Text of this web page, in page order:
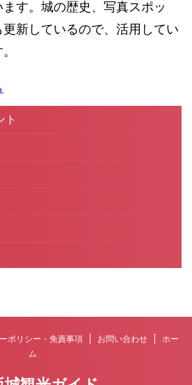
す。城の歴史、写真スポッ
更新しているので、活用してい
ト
ポリシー・免責事項 お問い合わせ
ホー
ム